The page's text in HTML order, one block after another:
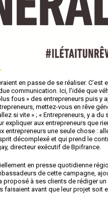
en passe de se réaliser.
communication. Ici, l’idée que
fous » des entrepreneurs puis
mettez-vous en rêve
si vite » ; « Entrepreneurs, y a
expliquer aux entrepreneurs que
entrepreneurs une seule chose :
décomplexé et qui prend le
directeur exécutif de Bpifrance.
en presse quotidienne
de cette campagne,
proposé à ses clients de rédiger
faisaient avant que leur projet soit